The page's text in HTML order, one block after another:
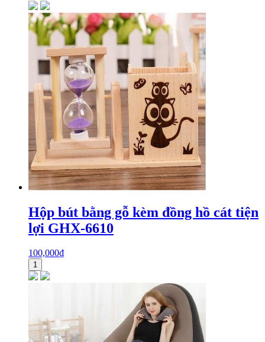
Hộp bút bằng gỗ kèm đồng hồ cát tiện
lợi GHX-6610
100,000₫
1